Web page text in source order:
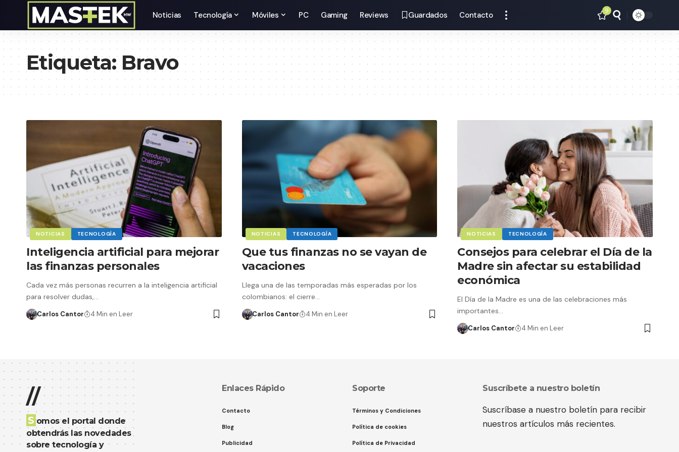
Noticias Tecnología Móviles PC Gaming Reviews Guardados Contacto 9
Etiqueta: Bravo
NOTICIAS TECNOLOGÍA
Inteligencia artificial para mejorar
las finanzas personales
Cada vez más personas recurren a la inteligencia artificial
para resolver dudas,…
Carlos Cantor 4 Min en Leer
NOTICIAS TECNOLOGÍA
Que tus finanzas no se vayan de
vacaciones
Llega una de las temporadas más esperadas por los
colombianos: el cierre…
Carlos Cantor 4 Min en Leer
NOTICIAS TECNOLOGÍA
Consejos para celebrar el Día de la
Madre sin afectar su estabilidad
económica
El Día de la Madre es una de las celebraciones más
importantes…
Carlos Cantor 4 Min en Leer
//
S omos el portal donde
obtendrás las novedades
sobre tecnología y
Enlaces Rápido
Contacto
Blog
Publicidad
Soporte
Términos y Condiciones
Política de cookies
Política de Privacidad
Suscríbete a nuestro boletín
Suscríbase a nuestro boletín para recibir
nuestros artículos más recientes.